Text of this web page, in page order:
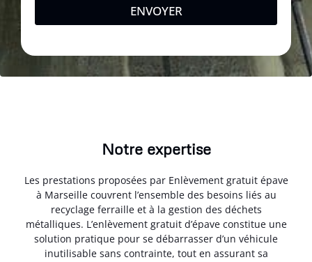
ENVOYER
Notre expertise
Les prestations proposées par Enlèvement gratuit épave
à Marseille couvrent l’ensemble des besoins liés au
recyclage ferraille et à la gestion des déchets
métalliques. L’enlèvement gratuit d’épave constitue une
solution pratique pour se débarrasser d’un véhicule
inutilisable sans contrainte, tout en assurant sa